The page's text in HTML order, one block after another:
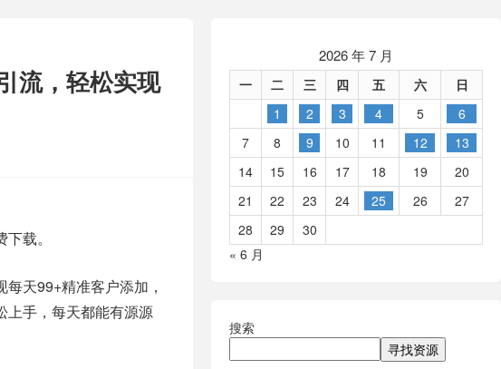
流，轻松实现
载。
天99+精准客户添加，
上手，每天都能有源源
2026 年 7 月
一 二 三 四 五 六
日
1
2 3 4 5
6
7
8 9 10 11 12
13
14
15 16 17 18 19
20
21
22 23 24 25 26
27
28
29
30
« 6 月
搜索
寻找资源